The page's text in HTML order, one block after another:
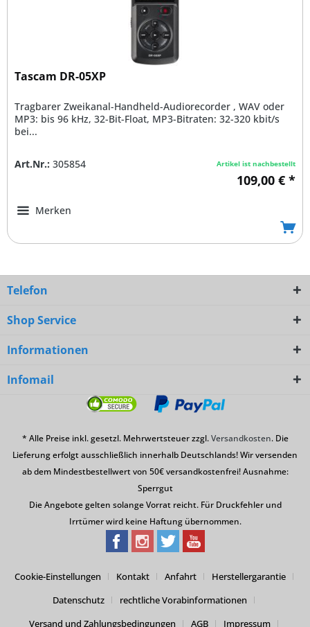
Tascam DR-05XP
Tragbarer Zweikanal-Handheld-Audiorecorder , WAV oder
MP3: bis 96 kHz, 32-Bit-Float, MP3-Bitraten: 32-320 kbit/s
bei...
Art.Nr.: 305854 Artikel ist nachbestellt
109,00 € *
Merken
Telefon
Shop Service
Informationen
Infomail
* Alle Preise inkl. gesetzl. Mehrwertsteuer zzgl.Versandkosten. Die
Lieferung erfolgt ausschließlich innerhalb Deutschlands! Wir versenden
ab dem Mindestbestellwert von 50€ versandkostenfrei! Ausnahme:
Sperrgut
Die Angebote gelten solange Vorrat reicht. Für Druckfehler und
Irrtümer wird keine Haftung übernommen.
Cookie-Einstellungen Kontakt Anfahrt
Herstellergarantie
Datenschutz
rechtliche Vorabinformationen
Versand und Zahlungsbedingungen
AGB Impressum